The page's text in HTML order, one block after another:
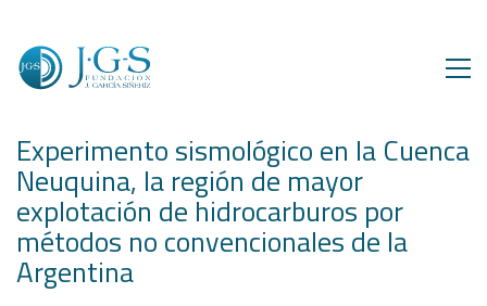
Experimento sismológico en la Cuenca
Neuquina, la región de mayor
explotación de hidrocarburos por
métodos no convencionales de la
Argentina